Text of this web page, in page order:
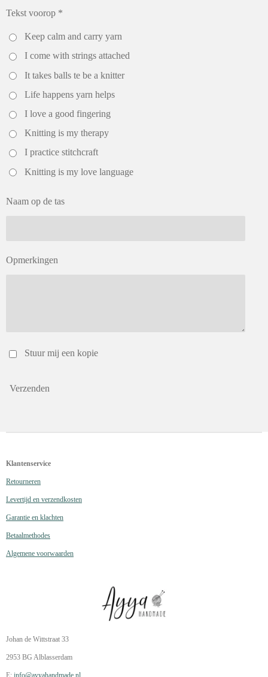
Tekst voorop *
Keep calm and carry yarn
I come with strings attached
It takes balls te be a knitter
Life happens yarn helps
I love a good fingering
Knitting is my therapy
I practice stitchcraft
Knitting is my love language
Naam op de tas
Opmerkingen
Stuur mij een kopie
Verzenden
Klantenservice
Retourneren
Levertijd en verzendkosten
Garantie en klachten
Betaalmethodes
Algemene voorwaarden
Johan de Wittstraat 33
2953 BG Alblasserdam
E: info@ayyahandmade.nl